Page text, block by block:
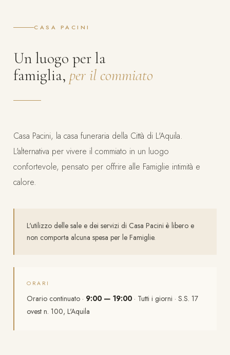
CASA PACINI
Un luogo per la
famiglia, per il commiato
Casa Pacini, la casa funeraria della Città di L'Aquila.
L'alternativa per vivere il commiato in un luogo
confortevole, pensato per offrire alle Famiglie intimità e
calore.
L'utilizzo delle sale e dei servizi di Casa Pacini è libero e
non comporta alcuna spesa per le Famiglie.
ORARI
Orario continuato · 9:00 — 19:00 · Tutti i giorni · S.S. 17
ovest n. 100, L'Aquila